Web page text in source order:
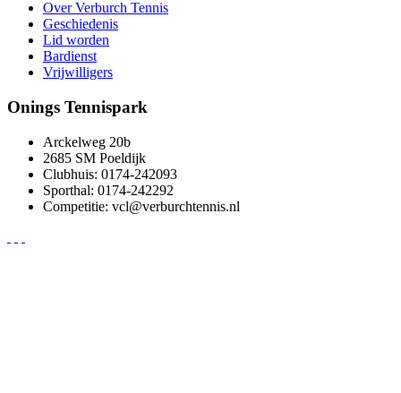
Over Verburch Tennis
Geschiedenis
Lid worden
Bardienst
Vrijwilligers
Onings Tennispark
Arckelweg 20b
2685 SM Poeldijk
Clubhuis: 0174-242093
Sporthal: 0174-242292
Competitie: vcl@verburchtennis.nl